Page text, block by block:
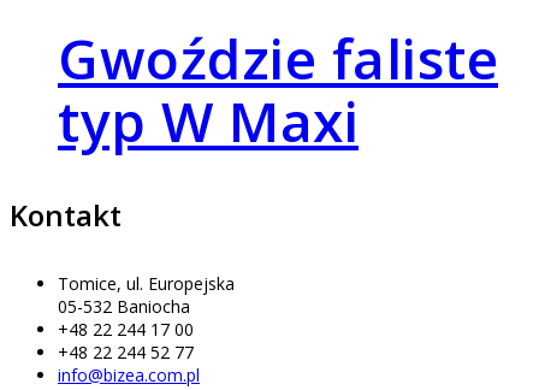
Gwoździe faliste
typ W Maxi
Kontakt
Tomice, ul. Europejska
05-532 Baniocha
+48 22 244 17 00
+48 22 244 52 77
info@bizea.com.pl